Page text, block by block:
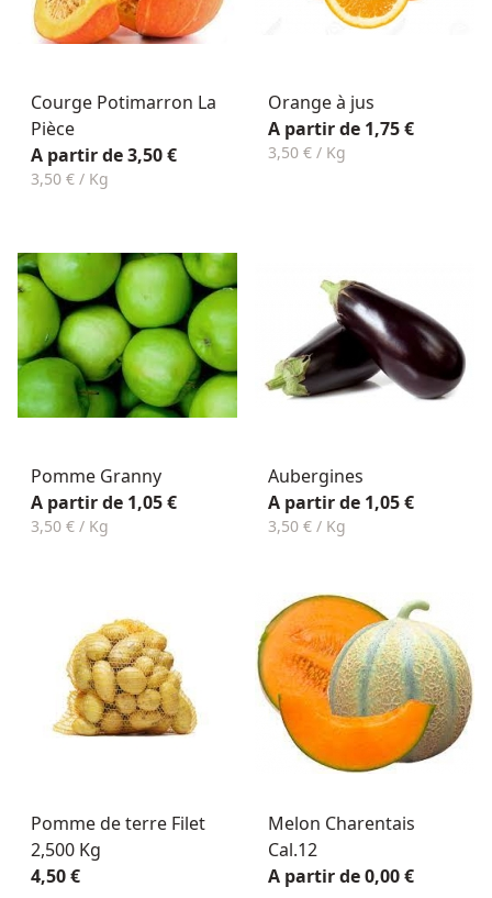
Courge Potimarron La
Pièce
A partir de 3,50 €
3,50 € / Kg
Orange à jus
A partir de 1,75 €
3,50 € / Kg
Pomme Granny
A partir de 1,05 €
3,50 € / Kg
Aubergines
A partir de 1,05 €
3,50 € / Kg
Pomme de terre Filet
2,500 Kg
4,50 €
Melon Charentais
Cal.12
A partir de 0,00 €